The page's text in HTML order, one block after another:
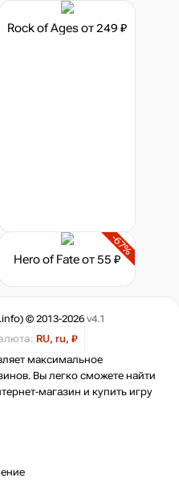
Rock of Agesот 249 ₽
-67%
Hero of Fateот 55 ₽
© 2013-2026 v4.1
RU, ru, ₽
максимальное
Вы легко сможете найти
магазин и купить игру